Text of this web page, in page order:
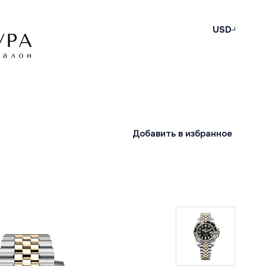
USD
Добавить в избранное